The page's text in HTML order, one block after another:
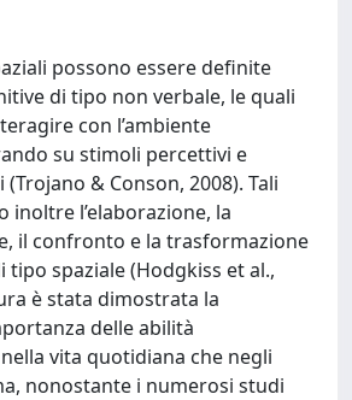
possono essere definite
di tipo non verbale, le quali
con l’ambiente
su stimoli percettivi e
& Conson, 2008). Tali
inoltre l’elaborazione, la
il confronto e la trasformazione
spaziale (Hodgkiss et al.,
è stata dimostrata la
delle abilità
vita quotidiana che negli
nonostante i numerosi studi